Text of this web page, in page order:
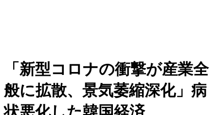
「新型コロナの衝撃が産業全
般に拡散、景気萎縮深化」病